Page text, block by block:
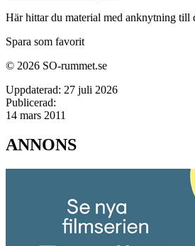
Här hittar du material med anknytning till
Spara som favorit
© 2026 SO-rummet.se
Uppdaterad: 27 juli 2026
Publicerad:
14 mars 2011
ANNONS